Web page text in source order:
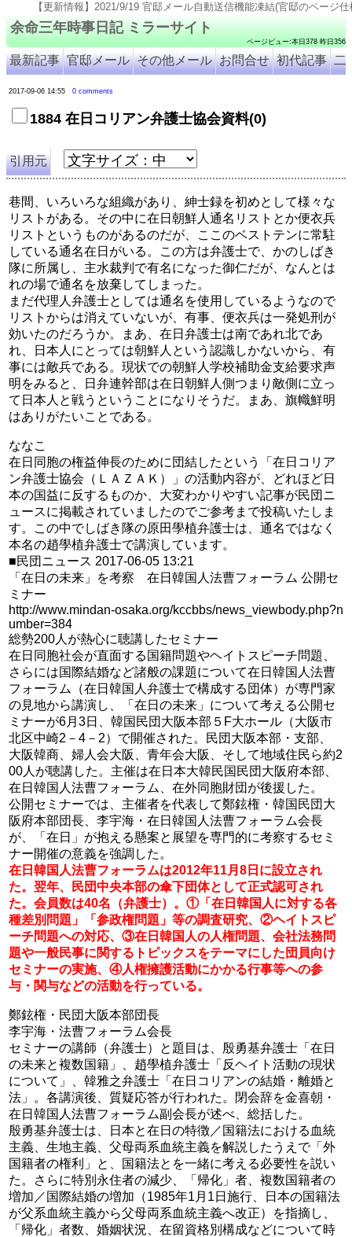
余命三年時事日記 ミラーサイト
ページビュー:本日378 昨日356
最新記事 官邸メール その他メール お問合せ 初代記事 二
2017-09-06 14:55 0 comments
1884 在日コリアン弁護士協会資料(0)
引用元
巷間、いろいろな組織があり、紳士録を初めとして様々な
リストがある。その中に在日朝鮮人通名リストとか便衣兵
リストというものがあるのだが、ここのベストテンに常駐
している通名在日がいる。この方は弁護士で、かのしばき
隊に所属し、主水裁判で有名になった御仁だが、なんとは
れの場で通名を放棄してしまった。
まだ代理人弁護士としては通名を使用しているようなので
リストからは消えていないが、有事、便衣兵は一発処刑が
効いたのだろうか。まあ、在日弁護士は南であれ北であ
れ、日本人にとっては朝鮮人という認識しかないから、有
事には敵兵である。現状での朝鮮人学校補助金支給要求声
明をみると、日弁連幹部は在日朝鮮人側つまり敵側に立っ
て日本人と戦うということになりそうだ。まあ、旗幟鮮明
はありがたいことである。
ななこ
在日同胞の権益伸長のために団結したという「在日コリア
ン弁護士協会（ＬＡＺＡＫ）」の活動内容が、どれほど日
本の国益に反するものか、大変わかりやすい記事が民団ニ
ュースに掲載されていましたのでご参考まで投稿いたしま
す。この中でしばき隊の原田學植弁護士は、通名ではなく
本名の趙學植弁護士で講演しています。
■民団ニュース 2017-06-05 13:21
「在日の未来」を考察 在日韓国人法曹フォーラム 公開セ
ミナー
http://www.mindan-osaka.org/kccbbs/news_viewbody.php?n
umber=384
総勢200人が熱心に聴講したセミナー
在日同胞社会が直面する国籍問題やヘイトスピーチ問題、
さらには国際結婚など諸般の課題について在日韓国人法曹
フォーラム（在日韓国人弁護士で構成する団体）が専門家
の見地から講演し、「在日の未来」について考える公開セ
ミナーが6月3日、韓国民団大阪本部５F大ホール（大阪市
北区中崎2－4－2）で開催された。民団大阪本部・支部、
大阪韓商、婦人会大阪、青年会大阪、そして地域住民ら約2
00人が聴講した。主催は在日本大韓民国民団大阪府本部、
在日韓国人法曹フォーラム、在外同胞財団が後援した。
公開セミナーでは、主催者を代表して鄭鉉権・韓国民団大
阪府本部団長、李宇海・在日韓国人法曹フォーラム会長
が、「在日」が抱える懸案と展望を専門的に考察するセミ
ナー開催の意義を強調した。
在日韓国人法曹フォーラムは2012年11月8日に設立され
た。翌年、民団中央本部の傘下団体として正式認可され
た。会員数は40名（弁護士）。①「在日韓国人に対する各
種差別問題」「参政権問題」等の調査研究、②ヘイトスピ
ーチ問題への対応、③在日韓国人の人権問題、会社法務問
題や一般民事に関するトピックスをテーマにした団員向け
セミナーの実施、④人権擁護活動にかかる行事等への参
与・関与などの活動を行っている。
鄭鉉権・民団大阪本部団長
李宇海・法曹フォーラム会長
セミナーの講師（弁護士）と題目は、殷勇基弁護士「在日
の未来と複数国籍」、趙學植弁護士「反ヘイト活動の現状
について」、韓雅之弁護士「在日コリアンの結婚・離婚と
法」。各講演後、質疑応答が行われた。閉会辞を金喜朝・
在日韓国人法曹フォーラム副会長が述べ、総括した。
殷勇基弁護士は、日本と在日の特徴／国籍法における血統
主義、生地主義、父母両系血統主義を解説したうえで「外
国籍者の権利」と、国籍法とを一緒に考える必要性を説い
た。さらに特別永住者の減少、「帰化」者、複数国籍者の
増加／国際結婚の増加（1985年1月1日施行、日本の国籍法
が父系血統主義から父母両系血統主義へ改正）を指摘し、
「帰化」者数、婚姻状況、在留資格別構成などについて時
情報】2021/9/19 官邸メール自動送信機能凍結(官邸のページ仕様変更の